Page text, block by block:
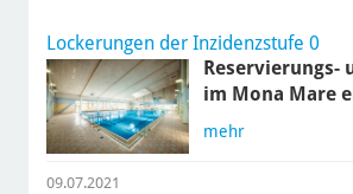
Lockerungen der Inzidenzstufe 0
Reservierungs-
im Mona Mare
mehr
09.07.2021